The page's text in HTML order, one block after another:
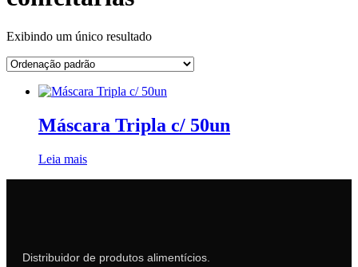
Exibindo um único resultado
Máscara Tripla c/ 50un
Leia mais
Distribuidor de produtos alimentícios.